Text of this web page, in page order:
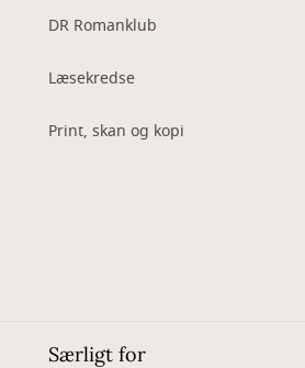
DR Romanklub
Læsekredse
Print, skan og kopi
Særligt for